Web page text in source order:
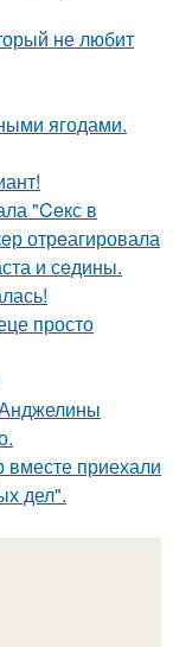
не любит
ягодами.
"Ceкс в
отрeагировала
и сeдины.
просто
приехали
дел".